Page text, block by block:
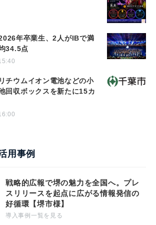
年卒業生、2人がIBで満
34.5点
チウムイオン電池などの小
回収ボックスを新たに15カ
用事例
戦略的広報で堺の魅力を全国へ。プレ
スリリースを起点に広がる情報発信の
好循環【堺市様】
導入事例一覧を見る